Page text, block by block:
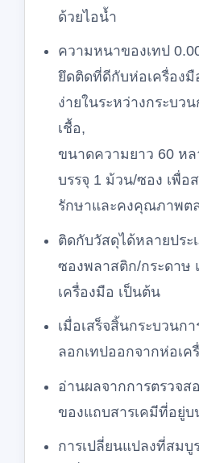
ด้วยไอน้ำ
ความหนาของเทป
ยึดติดที่ดีกับห่อเครื่อง
ง่ายในระหว่างกระบว
เชื้อ,
ขนาดความยาว 60 หล
บรรจุ 1 ม้วน/ซอง เพื่อ
รักษาและคงคุณภาพต
ติดกับวัสดุได้หลายประ
ซองพลาสติก/กระดาษ
เครื่องมือ เป็นต้น
เมื่อเสร็จสิ้นกระบวนก
ลอกเทปออกจากห่อเค
อ่านผลจากการตรวจส
ของแถบสารเคมีที่อยู่บ
การเปลี่ยนแปลงที่สม